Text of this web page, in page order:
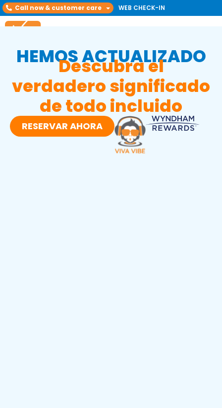
Call now & customer care WEB CHECK-IN
HEMOS ACTUALIZADO
Descubra el
verdadero significado
de todo incluido
RESERVAR AHORA